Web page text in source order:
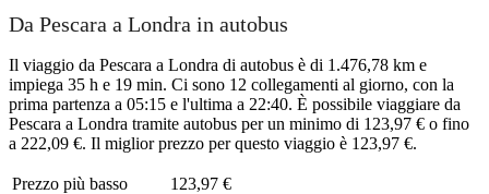
Da Pescara a Londra in autobus
Il viaggio da Pescara a Londra di autobus è di 1.476,78 km e
impiega 35 h e 19 min. Ci sono 12 collegamenti al giorno, con la
prima partenza a 05:15 e l'ultima a 22:40. È possibile viaggiare da
Pescara a Londra tramite autobus per un minimo di 123,97 € o fino
a 222,09 €. Il miglior prezzo per questo viaggio è 123,97 €.
Prezzo più basso
123,97 €